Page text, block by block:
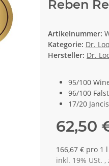
Reben
Artikelnummer:
Kategorie: Dr.
Hersteller: Dr.
95/100
96/100
17/20
62,50
166,67 € pro 1 l
inkl. 19% USt. ,